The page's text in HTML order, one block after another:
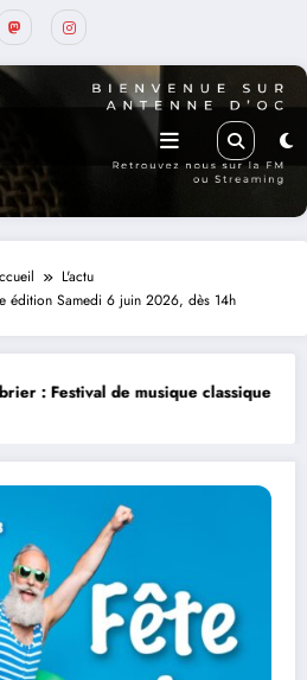
L'actu
édition Samedi 6 juin 2026, dès 14h
le 8 et 9 août La Thérapie